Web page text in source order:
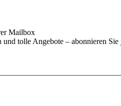
Mailbox
tolle Angebote – abonnieren